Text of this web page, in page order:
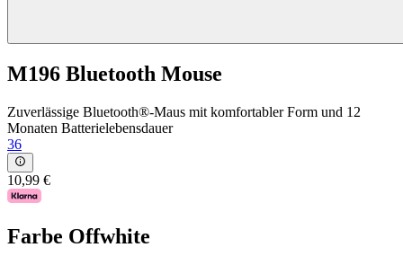
M196 Bluetooth Mouse
Zuverlässige Bluetooth®-Maus mit komfortabler Form und 12
Monaten Batterielebensdauer
36
10,99 €
Farbe Offwhite